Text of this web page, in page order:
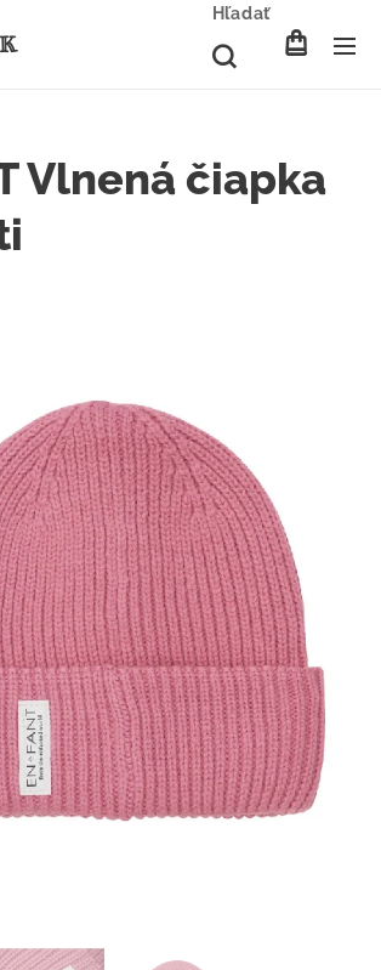
Hľadať
Vlnená čiapka